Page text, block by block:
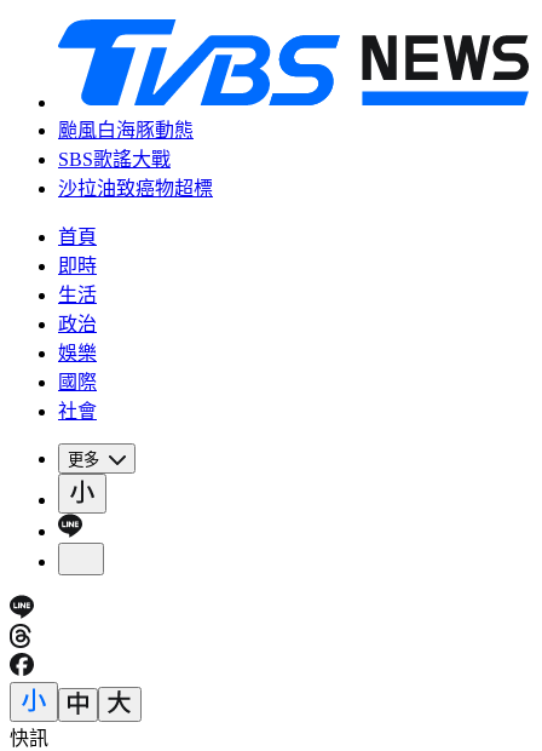
颱風白海豚動態
SBS歌謠大戰
沙拉油致癌物超標
首頁
即時
生活
政治
娛樂
國際
社會
更多
快訊